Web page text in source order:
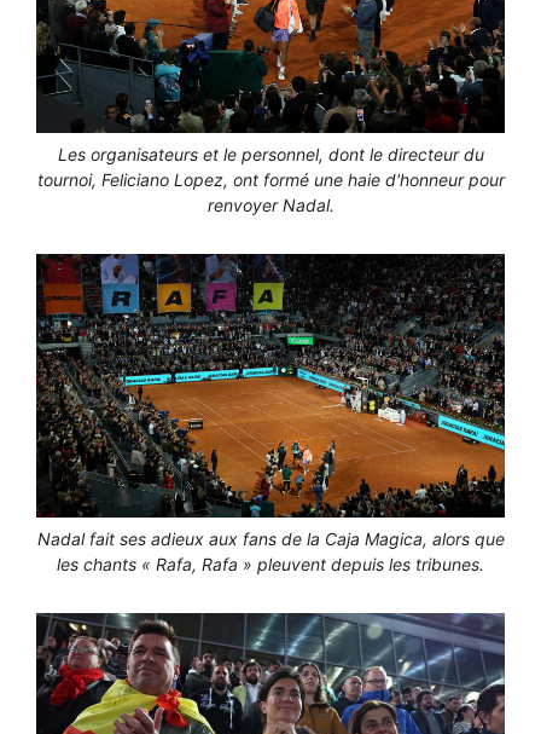
Les organisateurs et le personnel, dont le directeur du
tournoi, Feliciano Lopez, ont formé une haie d'honneur pour
renvoyer Nadal.
Nadal fait ses adieux aux fans de la Caja Magica, alors que
les chants « Rafa, Rafa » pleuvent depuis les tribunes.